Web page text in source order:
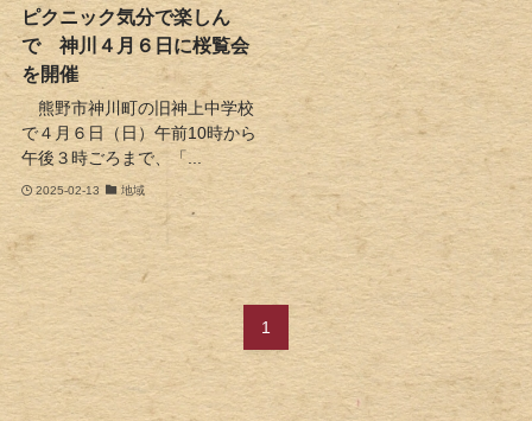
ピクニック気分で楽しん
で 神川４月６日に桜覧会
を開催
熊野市神川町の旧神上中学校
で４月６日（日）午前10時から
午後３時ごろまで、「...
2025-02-13 地域
1